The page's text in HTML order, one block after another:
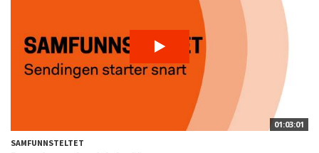
01:03:01
SAMFUNNSTELTET